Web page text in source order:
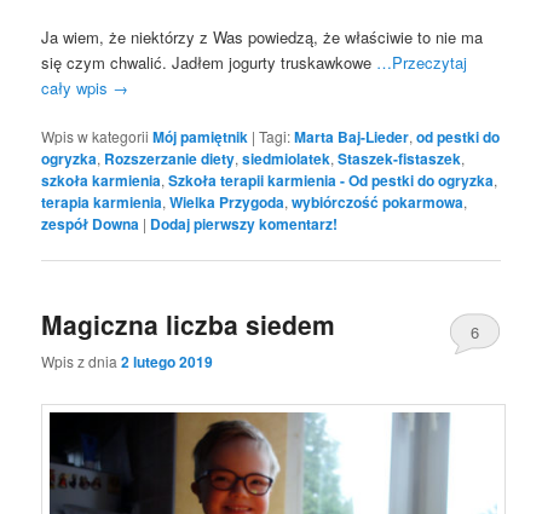
Ja wiem, że niektórzy z Was powiedzą, że właściwie to nie ma
się czym chwalić. Jadłem jogurty truskawkowe …Przeczytaj
cały wpis →
Wpis w kategoriiMój pamiętnik |Tagi:Marta Baj-Lieder,od pestki do
ogryzka, Rozszerzanie diety,siedmiolatek,Staszek-fistaszek,
szkoła karmienia,Szkoła terapii karmienia - Od pestki do ogryzka,
terapia karmienia,Wielka Przygoda,wybiórczość pokarmowa,
zespół Downa | Dodaj pierwszy komentarz!
Magiczna liczba siedem
Wpis z dnia2 lutego 2019
6